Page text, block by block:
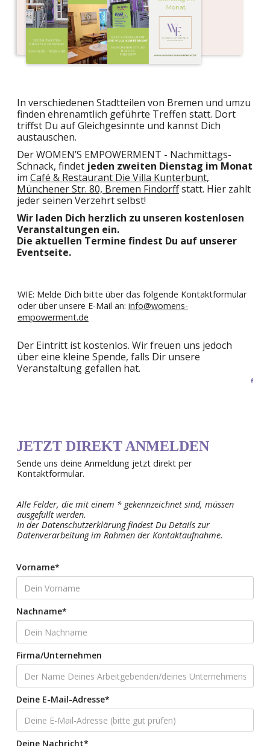
In verschiedenen Stadtteilen von Bremen und umzu
finden ehrenamtlich geführte Treffen statt. Dort
triffst Du auf Gleichgesinnte und kannst Dich
austauschen.
Der WOMEN’S EMPOWERMENT - Nachmittags-
Schnack, findet jeden zweiten Dienstag im Monat
im Café & Restaurant Die Villa Kunterbunt,
Münchener Str. 80, Bremen Findorffstatt. Hier zahlt
jeder seinen Verzehrt selbst!
Wir laden Dich herzlich zu unseren kostenlosen
Veranstaltungen ein.
Die aktuellen Termine findest Du auf unserer
Eventseite.
WIE: Melde Dich bitte über das folgende Kontaktformular
oder über unsere E-Mail an: info@womens-
empowerment.de
Der Eintritt ist kostenlos. Wir freuen uns jedoch
über eine kleine Spende, falls Dir unsere
Veranstaltung gefallen hat.
JETZT DIREKT ANMELDEN
Sende uns deine Anmeldung jetzt direkt per
Kontaktformular.
Alle Felder, die mit einem * gekennzeichnet sind, müssen
ausgefüllt werden.
In der Datenschutzerklärung findest Du Details zur
Datenverarbeitung im Rahmen der Kontaktaufnahme.
Vorname*
Nachname*
Firma/Unternehmen
Deine E-Mail-Adresse*
Deine Nachricht*